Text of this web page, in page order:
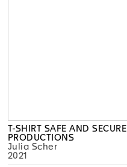
T-SHIRT SAFE AND SECURE
PRODUCTIONS
Julia Scher
2021